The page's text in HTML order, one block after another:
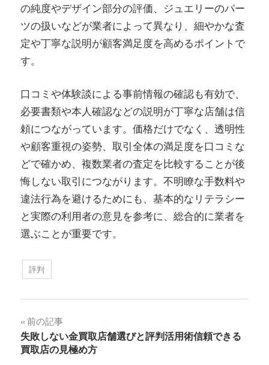
の純度やデザイン部分の評価、ジュエリーのパー
ツの扱いなどが業者によって異なり、細やかな査
定や丁寧な説明が顧客満足度を高めるポイントで
す。
口コミや体験談による事前情報の確認も有効で、
必要書類や本人確認などの説明が丁寧な店舗は信
頼につながっています。価格だけでなく、透明性
や顧客重視の姿勢、取引全体の満足度を口コミな
どで確かめ、複数業者の査定を比較することが後
悔しない取引につながります。不明瞭な手数料や
違法行為を避けるためにも、基本的なリテラシー
と実際の利用者の意見を参考に、総合的に業者を
選ぶことが重要です。
評判
投
稿
前の記事
失敗しない金買取店舗選びと評判活用術信頼できる
買取店の見極め方